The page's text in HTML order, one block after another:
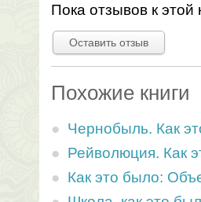
Пока отзывов к этой
Оставить отзыв
Похожие книги
Чернобыль. Как
Рейволюция. Как
Как это было: